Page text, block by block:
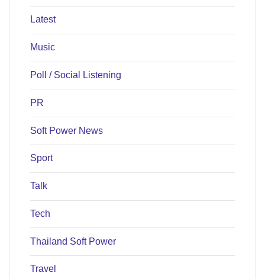
Latest
Music
Poll / Social Listening
PR
Soft Power News
Sport
Talk
Tech
Thailand Soft Power
Travel